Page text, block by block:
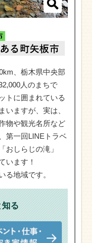
、栃木県中央部
人のまちで
トに囲まれている
いますが、実は、
物や観光名所など
第一回LINEトラベ
おしらじの滝」
います！
る地域です。
知る